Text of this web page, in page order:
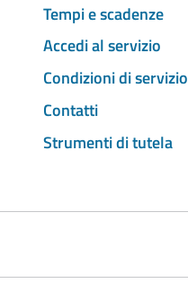
Tempi e scadenze
Accedi al servizio
Condizioni di servizio
Contatti
Strumenti di tutela